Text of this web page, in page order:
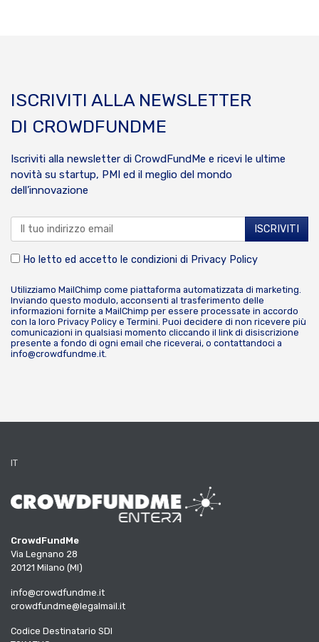
ISCRIVITI ALLA NEWSLETTER
DI CROWDFUNDME
Iscriviti alla newsletter di CrowdFundMe e ricevi le ultime
novità su startup, PMI ed il meglio del mondo
dell’innovazione
Ho letto ed accetto le condizioni di Privacy Policy
Utilizziamo MailChimp come piattaforma automatizzata di marketing.
Inviando questo modulo, acconsenti al trasferimento delle
informazioni fornite a MailChimp per essere processate in accordo
con la loro Privacy Policy e Termini. Puoi decidere di non ricevere più
comunicazioni in qualsiasi momento cliccando il link di disiscrizione
presente a fondo di ogni email che riceverai, o contattandoci a
info@crowdfundme.it.
IT
CrowdFundMe
Via Legnano 28
20121 Milano (MI)
info@crowdfundme.it
crowdfundme@legalmail.it
Codice Destinatario SDI